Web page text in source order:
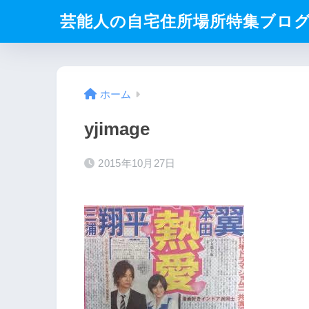
芸能人の自宅住所場所特集ブロ
ホーム
yjimage
2015年10月27日